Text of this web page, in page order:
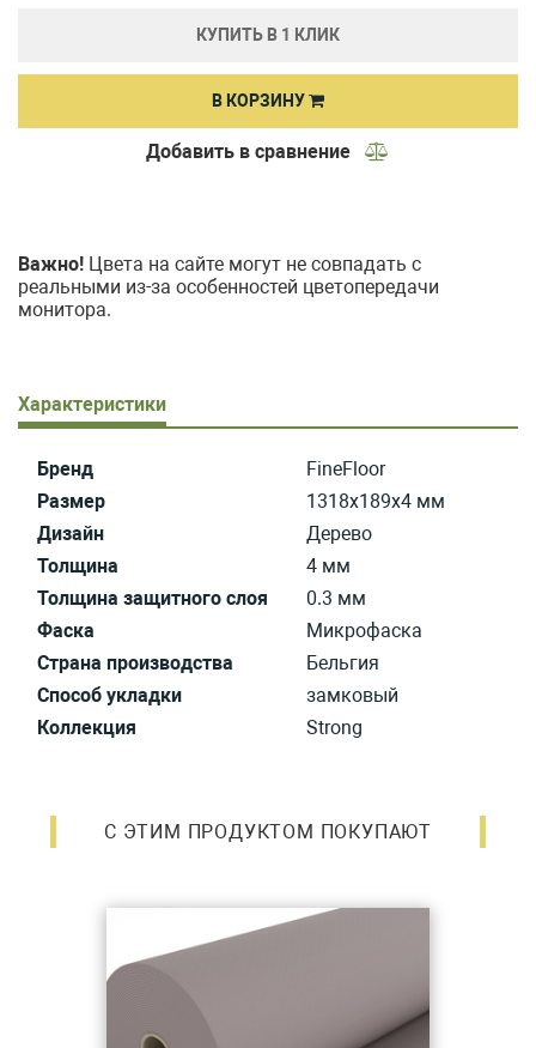
КУПИТЬ В 1 КЛИК
В КОРЗИНУ
Добавить в сравнение
Важно! Цвета на сайте могут не совпадать с
реальными из-за особенностей цветопередачи
монитора.
Характеристики
Бренд
FineFloor
Размер
1318x189x4 мм
Дизайн
Дерево
Толщина
4 мм
Толщина защитного слоя
0.3 мм
Фаска
Микрофаска
Страна производства
Бельгия
Способ укладки
замковый
Коллекция
Strong
С ЭТИМ ПРОДУКТОМ ПОКУПАЮТ